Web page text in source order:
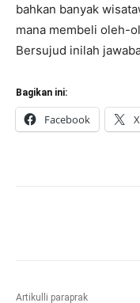
bahkan banyak
mana membeli oleh-
Bersujud inilah
Bagikan ini:
Facebook X
Artikulli paraprak